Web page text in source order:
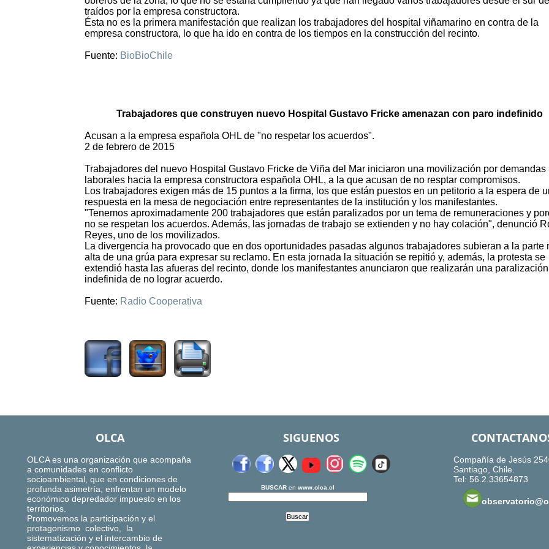
traídos por la empresa constructora.
Ésta no es la primera manifestación que realizan los trabajadores del hospital viñamarino en contra de la
empresa constructora, lo que ha ido en contra de los tiempos en la construcción del recinto.
Fuente: BioBioChile
Trabajadores que construyen nuevo Hospital Gustavo Fricke amenazan con paro indefinido
Acusan a la empresa española OHL de "no respetar los acuerdos".
2 de febrero de 2015
Trabajadores del nuevo Hospital Gustavo Fricke de Viña del Mar iniciaron una movilización por demandas
laborales hacia la empresa constructora española OHL, a la que acusan de no resptar compromisos.
Los trabajadores exigen más de 15 puntos a la firma, los que están puestos en un petitorio a la espera de
respuesta en la mesa de negociación entre representantes de la institución y los manifestantes.
"Tenemos aproximadamente 200 trabajadores que están paralizados por un tema de remuneraciones y
no se respetan los acuerdos. Además, las jornadas de trabajo se extienden y no hay colación", denunció
Reyes, uno de los movilizados.
La divergencia ha provocado que en dos oportunidades pasadas algunos trabajadores subieran a la parte
alta de una grúa para expresar su reclamo. En esta jornada la situación se repitió y, además, la protesta se
extendió hasta las afueras del recinto, donde los manifestantes anunciaron que realizarán una paralización
indefinida de no lograr acuerdo.
Fuente: Radio Cooperativa
OLCA
OLCA es una organización que acompaña
a comunidades en conflicto
socioambiental, que en condiciones de
profunda asimetría, enfrentan un modelo
económico depredador impuesto en los
territorios.
Promovemos la participación y el
protagonismo colectivo, la
sistematización y el intercambio de
SIGUENOS
BUSCARen www.olca.cl
Compañía de Jesús
Santiago, Chile.
Tel: 56.2.33654873